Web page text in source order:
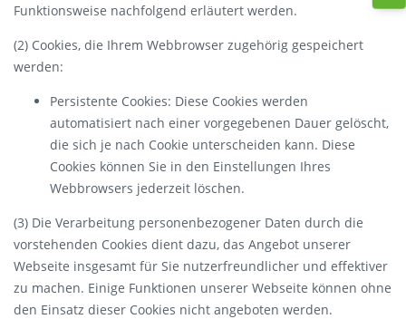
Funktionsweise nachfolgend erläutert werden.
(2) Cookies, die Ihrem Webbrowser zugehörig gespeichert
werden:
Persistente Cookies: Diese Cookies werden
automatisiert nach einer vorgegebenen Dauer gelöscht,
die sich je nach Cookie unterscheiden kann. Diese
Cookies können Sie in den Einstellungen Ihres
Webbrowsers jederzeit löschen.
(3) Die Verarbeitung personenbezogener Daten durch die
vorstehenden Cookies dient dazu, das Angebot unserer
Webseite insgesamt für Sie nutzerfreundlicher und effektiver
zu machen. Einige Funktionen unserer Webseite können ohne
den Einsatz dieser Cookies nicht angeboten werden.